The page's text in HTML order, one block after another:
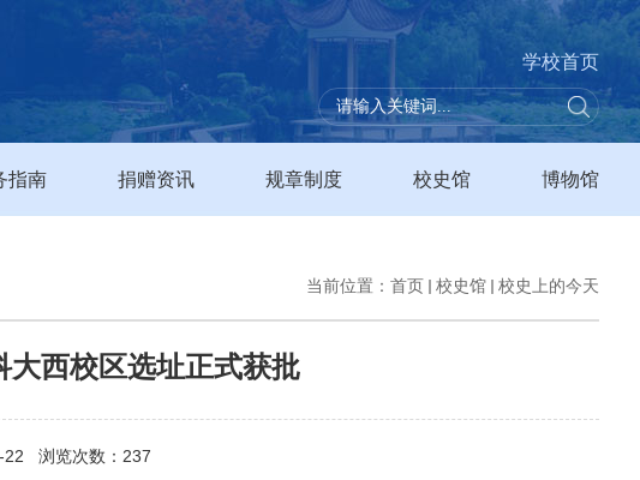
学校首页
指南 捐赠资讯 规章制度 校史馆 博物馆
当前位置：首页 校史馆 校史上的今天
大西校区选址正式获批
22 浏览次数： 237